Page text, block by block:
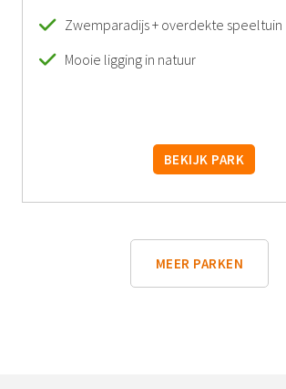
Zwemparadijs + overdekte speeltuin
Mooie ligging in natuur
BEKIJK PARK
MEER PARKEN